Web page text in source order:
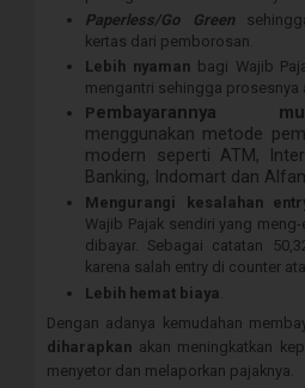
Paperless/Go Green
kertas dari pemborosan.
Le bih nyaman bagi Wajib
mengantri sehingga prosesnya
Pembayarannya
menggunakan metode
modern seperti ATM,
Banking, Indomart dan
Mengurangi kesalahan
Wajib Pajak sendiri yang
dibayar. Sebagai catatan
karena salah entry di counter
Lebih hemat biaya
Dengan adanya kemudahan
diharapkan akan meningkatkan
menyetor dan melaporkan pajaknya.